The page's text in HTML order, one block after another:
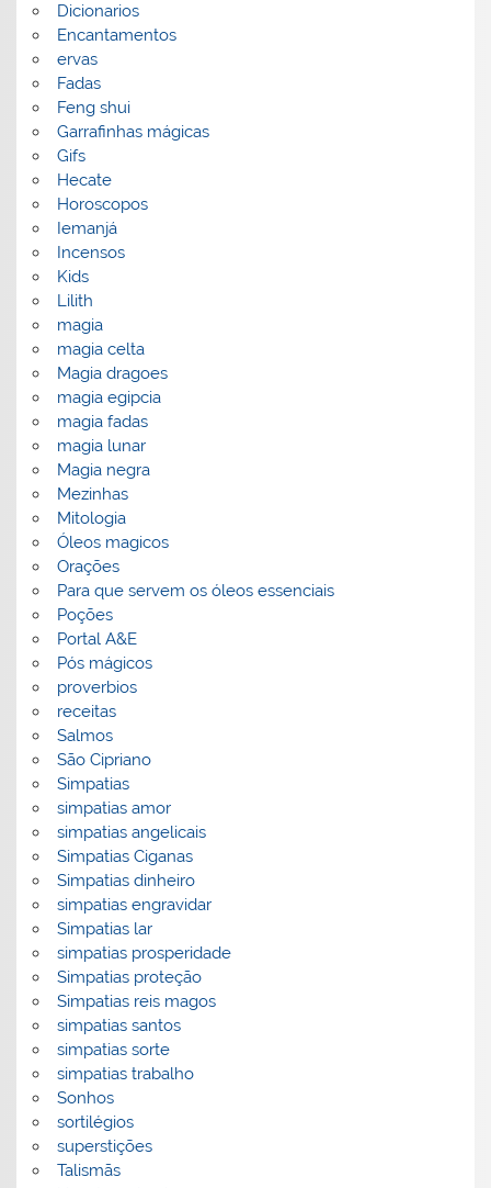
Dicionarios
Encantamentos
ervas
Fadas
Feng shui
Garrafinhas mágicas
Gifs
Hecate
Horoscopos
Iemanjá
Incensos
Kids
Lilith
magia
magia celta
Magia dragoes
magia egipcia
magia fadas
magia lunar
Magia negra
Mezinhas
Mitologia
Óleos magicos
Orações
Para que servem os óleos essenciais
Poções
Portal A&E
Pós mágicos
proverbios
receitas
Salmos
São Cipriano
Simpatias
simpatias amor
simpatias angelicais
Simpatias Ciganas
Simpatias dinheiro
simpatias engravidar
Simpatias lar
simpatias prosperidade
Simpatias proteção
Simpatias reis magos
simpatias santos
simpatias sorte
simpatias trabalho
Sonhos
sortilégios
superstições
Talismãs